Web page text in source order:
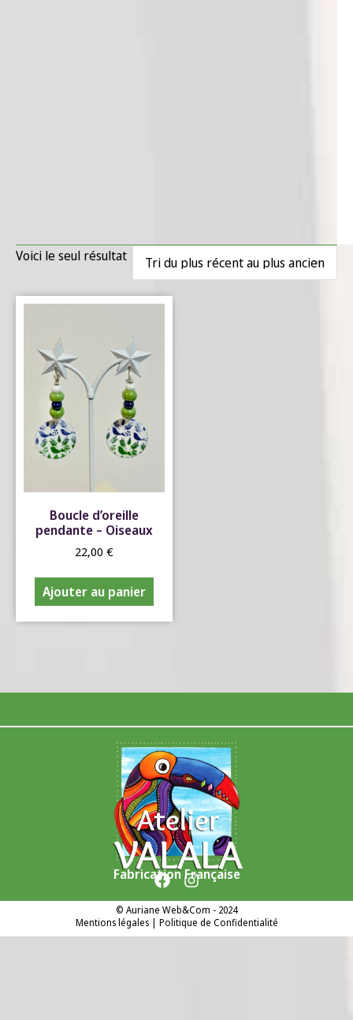
Voici le seul résultat
Boucle d’oreille
pendante – Oiseaux
22,00 €
Ajouter au panier
Fabrication Française
© Auriane Web&Com - 2024
Mentions légales| Politique de Confidentialité